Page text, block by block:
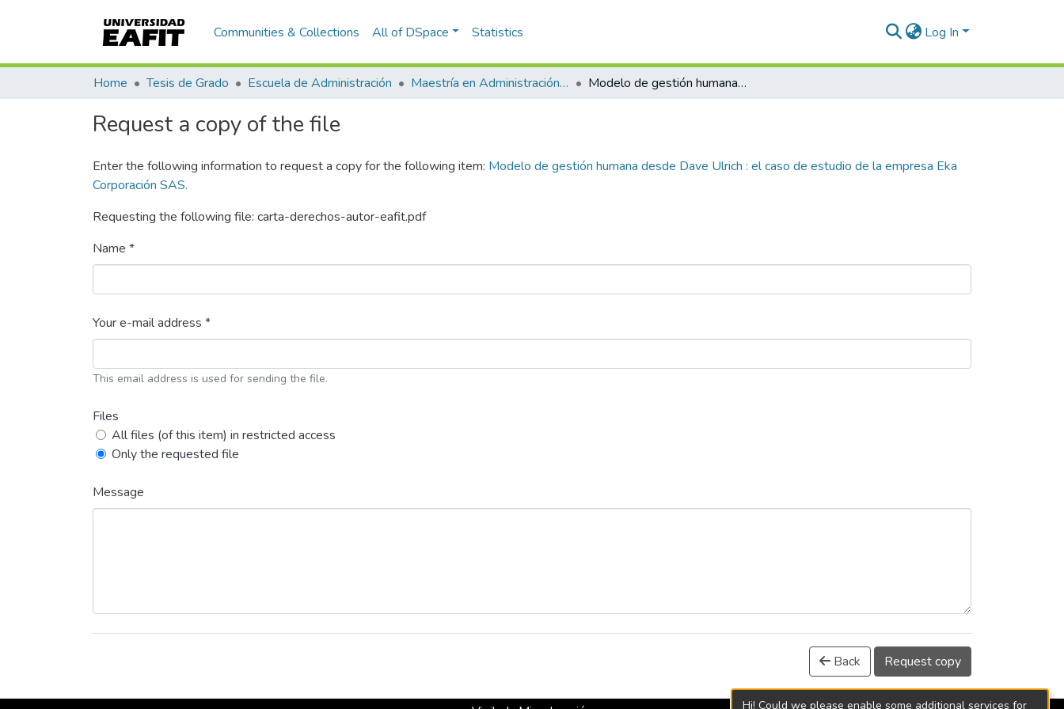
Communities & Collections All of DSpace Statistics Log In
Home Tesis de Grado Escuela de Administración Maestría en Administración - MBA (tesis) Modelo de gestión humana desde Dave Ulrich : el caso de estudio de la empresa Eka Corporación SAS.
Request a copy of the file
Enter the following information to request a copy for the following item: Modelo de gestión humana desde Dave Ulrich : el caso de estudio de la empresa Eka
Corporación SAS.
Requesting the following file: carta-derechos-autor-eafit.pdf
Name *
Your e-mail address *
This email address is used for sending the file.
Files
All files (of this item) in restricted access
Only the requested file
Message
Back Request copy
Hi! Could we please enable some additional services for